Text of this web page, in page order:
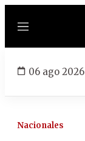
Menú
06 ago 2026
Nacionales